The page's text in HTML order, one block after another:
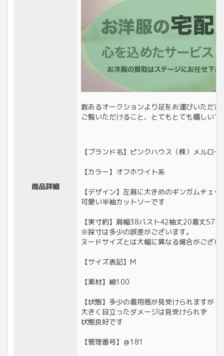
商品詳細
数あるオークションより足をお運びいただ
ご覧いただけること、とてもとても嬉しいで
【ブランド名】ピンクハウス（株）メルロー
【カラー】オフホワイト系
【デザイン】左肩に大きめのギンガムチェ
可愛い半袖カットソーです
【実寸約】肩幅38バスト42袖丈20着丈57
※採寸は多少の誤差がございます。
ヌードサイズとは大幅に異なる場合がござい
【サイズ表記】M
【素材】綿100
【状態】多少の着用感が見受けられますが
大きく目立ったダメージは見受けられず
状態良好です
【管理番号】＠181